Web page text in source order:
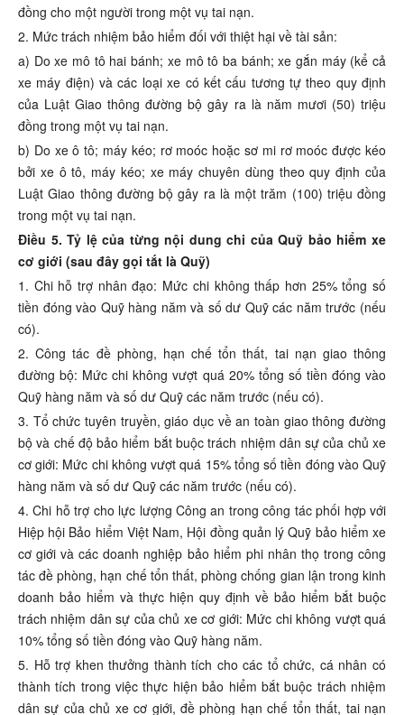
đồng cho một người trong một vụ tai nạn.
2. Mức trách nhiệm bảo hiểm đối với thiệt hại về tài sản:
a) Do xe mô tô hai bánh; xe mô tô ba bánh; xe gắn máy (kể cả
xe máy điện) và các loại xe có kết cấu tương tự theo quy định
của Luật Giao thông đường bộ gây ra là năm mươi (50) triệu
đồng trong một vụ tai nạn.
b) Do xe ô tô; máy kéo; rơ moóc hoặc sơ mi rơ moóc được kéo
bởi xe ô tô, máy kéo; xe máy chuyên dùng theo quy định của
Luật Giao thông đường bộ gây ra là một trăm (100) triệu đồng
trong một vụ tai nạn.
Điều 5. Tỷ lệ của từng nội dung chi của Quỹ bảo hiểm xe
cơ giới (sau đây gọi tắt là Quỹ)
1. Chi hỗ trợ nhân đạo: Mức chi không thấp hơn 25% tổng số
tiền đóng vào Quỹ hàng năm và số dư Quỹ các năm trước (nếu
có).
2. Công tác đề phòng, hạn chế tổn thất, tai nạn giao thông
đường bộ: Mức chi không vượt quá 20% tổng số tiền đóng vào
Quỹ hàng năm và số dư Quỹ các năm trước (nếu có).
3. Tổ chức tuyên truyền, giáo dục về an toàn giao thông đường
bộ và chế độ bảo hiểm bắt buộc trách nhiệm dân sự của chủ xe
cơ giới: Mức chi không vượt quá 15% tổng số tiền đóng vào Quỹ
hàng năm và số dư Quỹ các năm trước (nếu có).
4. Chi hỗ trợ cho lực lượng Công an trong công tác phối hợp với
Hiệp hội Bảo hiểm Việt Nam, Hội đồng quản lý Quỹ bảo hiểm xe
cơ giới và các doanh nghiệp bảo hiểm phi nhân thọ trong công
tác đề phòng, hạn chế tổn thất, phòng chống gian lận trong kinh
doanh bảo hiểm và thực hiện quy định về bảo hiểm bắt buộc
trách nhiệm dân sự của chủ xe cơ giới: Mức chi không vượt quá
10% tổng số tiền đóng vào Quỹ hàng năm.
5. Hỗ trợ khen thưởng thành tích cho các tổ chức, cá nhân có
thành tích trong việc thực hiện bảo hiểm bắt buộc trách nhiệm
dân sự của chủ xe cơ giới, đề phòng hạn chế tổn thất, tai nạn